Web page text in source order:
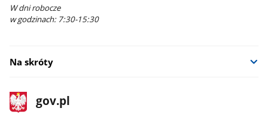
W dni robocze
w godzinach: 7:30-15:30
Na skróty
stopka
gov.pl
Strona
gov.pl